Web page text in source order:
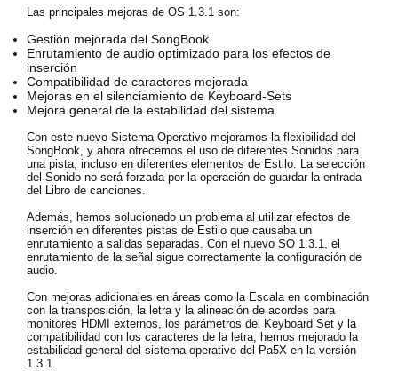
Noticias
Ubicación
Acerca de KORG
Las principales mejoras de OS 1.3.1 son:
Gestión mejorada del SongBook
Enrutamiento de audio optimizado para los efectos de
inserción
Compatibilidad de caracteres mejorada
Mejoras en el silenciamiento de Keyboard-Sets
Mejora general de la estabilidad del sistema
Con este nuevo Sistema Operativo mejoramos la flexibilidad del
SongBook, y ahora ofrecemos el uso de diferentes Sonidos para
una pista, incluso en diferentes elementos de Estilo. La selección
del Sonido no será forzada por la operación de guardar la entrada
del Libro de canciones.
Además, hemos solucionado un problema al utilizar efectos de
inserción en diferentes pistas de Estilo que causaba un
enrutamiento a salidas separadas. Con el nuevo SO 1.3.1, el
enrutamiento de la señal sigue correctamente la configuración de
audio.
Con mejoras adicionales en áreas como la Escala en combinación
con la transposición, la letra y la alineación de acordes para
monitores HDMI externos, los parámetros del Keyboard Set y la
compatibilidad con los caracteres de la letra, hemos mejorado la
estabilidad general del sistema operativo del Pa5X en la versión
1.3.1.